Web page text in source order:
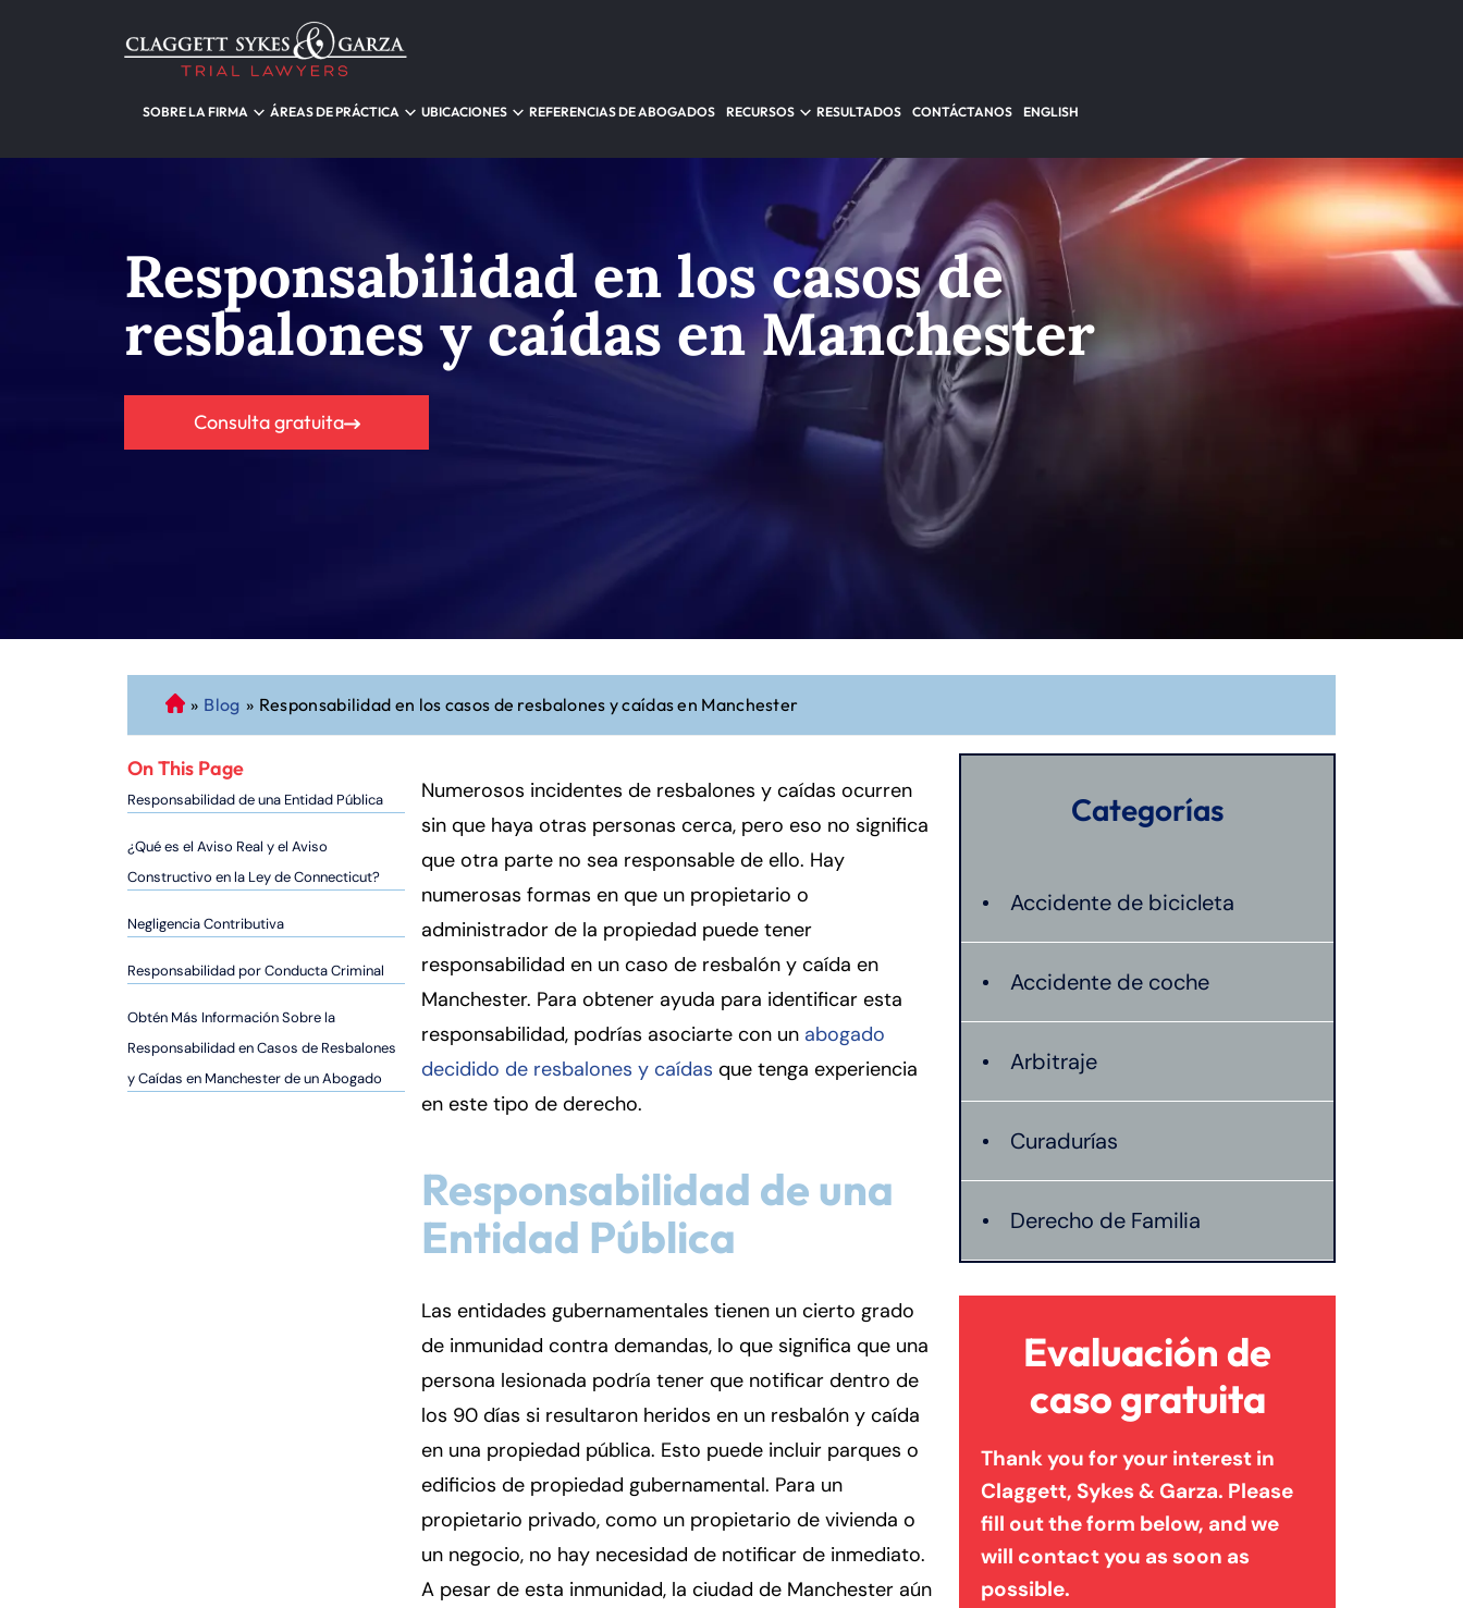
SOBRE LA FIRMA ÁREAS DE PRÁCTICA UBICACIONES REFERENCIAS DE ABOGADOS RECURSOS RESULTADOS CONTÁCTANOS ENGLISH
Responsabilidad en los casos de
resbalones y caídas en Manchester
Consulta gratuita
A
b
o
a
d
o
d
e
er
so
al
Inj
» Blog » Responsabilidad en los casos de resbalones y caídas en Manchester
On This Page
Responsabilidad de una Entidad Pública
¿Qué es el Aviso Real y el Aviso
Constructivo en la Ley de Connecticut?
Negligencia Contributiva
Responsabilidad por Conducta Criminal
Obtén Más Información Sobre la
Responsabilidad en Casos de Resbalones
y Caídas en Manchester de un Abogado
Numerosos incidentes de resbalones y caídas ocurren
sin que haya otras personas cerca, pero eso no significa
que otra parte no sea responsable de ello. Hay
numerosas formas en que un propietario o
administrador de la propiedad puede tener
responsabilidad en un caso de resbalón y caída en
Manchester. Para obtener ayuda para identificar esta
responsabilidad, podrías asociarte con un abogado
decidido de resbalones y caídas que tenga experiencia
en este tipo de derecho.
Responsabilidad de una
Entidad Pública
Las entidades gubernamentales tienen un cierto grado
de inmunidad contra demandas, lo que significa que una
persona lesionada podría tener que notificar dentro de
los 90 días si resultaron heridos en un resbalón y caída
en una propiedad pública. Esto puede incluir parques o
edificios de propiedad gubernamental. Para un
propietario privado, como un propietario de vivienda o
un negocio, no hay necesidad de notificar de inmediato.
A pesar de esta inmunidad, la ciudad de Manchester aún
Categorías
Accidente de bicicleta
Accidente de coche
Arbitraje
Curadurías
Derecho de Familia
Lesión catastrófica
Lesión por quemadura
Leyes de Connecticut
Mordedura de perro
Evaluación de
caso gratuita
Thank you for your interest in
Claggett, Sykes & Garza. Please
fill out the form below, and we
will contact you as soon as
possible.
Farmington - Hours
Answering Service 24/7
Office Hours
Enfield - Hours
Answering Service 24/7
Office Hours